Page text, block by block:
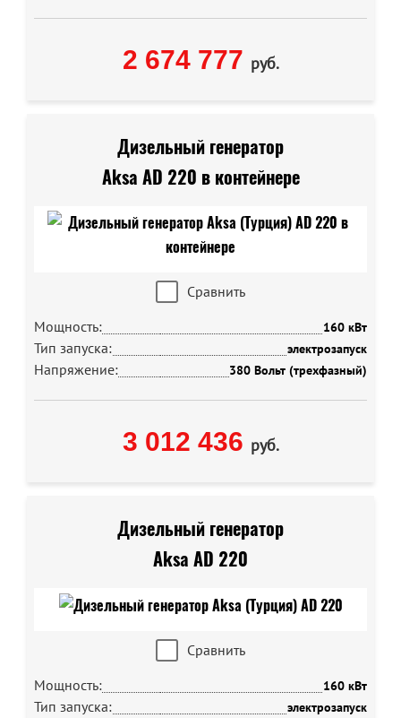
2 674 777 руб.
Дизельный генератор
Aksa AD 220 в контейнере
Сравнить
Мощность:
160 кВт
Тип запуска: электрозапуск
Напряжение: 380 Вольт (трехфазный)
3 012 436 руб.
Дизельный генератор
Aksa AD 220
Сравнить
Мощность:
160 кВт
Тип запуска: электрозапуск